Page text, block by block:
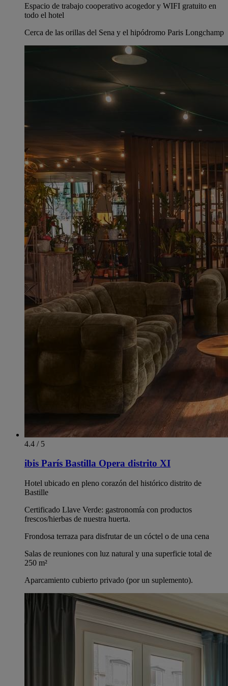
Espacio de trabajo cooperativo acogedor y WIFI gratuito en
todo el hotel
Cerca de las orillas del Sena y el hipódromo Paris Longchamp
4.4 / 5
ibis París Bastilla Opera distrito XI
Hotel ubicado en pleno corazón del histórico distrito de
Bastille
Certificado Llave Verde: gastronomía con productos
frescos/hierbas de nuestra huerta.
Frondosa terraza para disfrutar de un cóctel o de una cena
Salas de reuniones con luz natural y una superficie total de
250 m²
Aparcamiento cubierto privado (por un suplemento).